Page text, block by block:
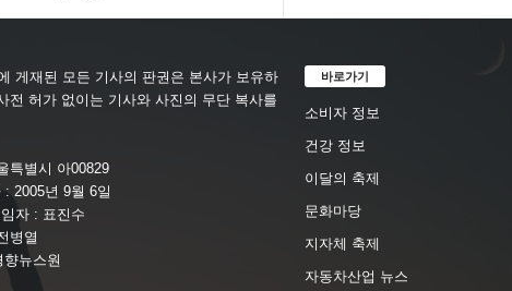
게재된 모든 기사의 판권은 본사가 보유하
전 허가 없이는 기사와 사진의 무단 복사를
특별시 아00829
: 2005년 9월 6일
자 : 표진수
병열
뉴스원
바로가기
소비자 정보
건강 정보
이달의 축제
문화마당
지자체 축제
자동차산업 뉴스